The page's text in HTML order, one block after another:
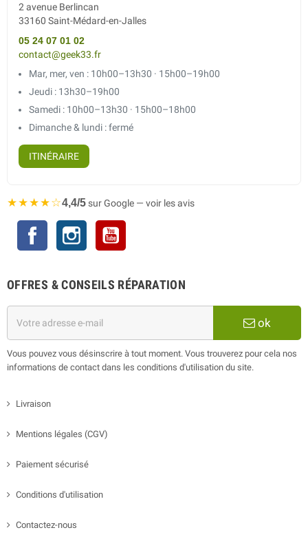
2 avenue Berlincan
33160 Saint-Médard-en-Jalles
05 24 07 01 02
contact@geek33.fr
Mar, mer, ven : 10h00–13h30 · 15h00–19h00
Jeudi : 13h30–19h00
Samedi : 10h00–13h30 · 15h00–18h00
Dimanche & lundi : fermé
ITINÉRAIRE
★★★★☆4,4/5sur Google — voir les avis
Facebook Instagram
OFFRES & CONSEILS RÉPARATION
ok
Vous pouvez vous désinscrire à tout moment. Vous trouverez pour cela nos
informations de contact dans les conditions d'utilisation du site.
Livraison
Mentions légales (CGV)
Paiement sécurisé
Conditions d'utilisation
Contactez-nous